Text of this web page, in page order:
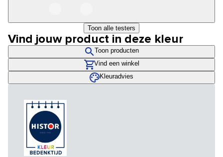
Toon alle testers
Vind jouw product in deze kleur
Toon producten
Vind een winkel
Kleuradvies